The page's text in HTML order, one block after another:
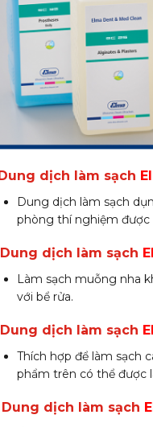
dịch làm sạch
Dung dịch làm sạch
phòng thí nghiệm được
dịch làm sạch
Làm sạch muỗng nha
với bể rửa.
dịch làm sạch
Thích hợp để làm sạch
phẩm trên có thể được
Dung dịch làm sạch